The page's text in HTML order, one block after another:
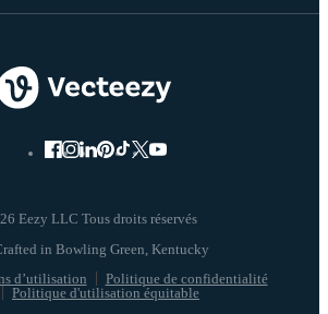
Eezy LLC Tous droits réservés
d’utilisation
Politique de confidentialité
Politique d'utilisation équitable